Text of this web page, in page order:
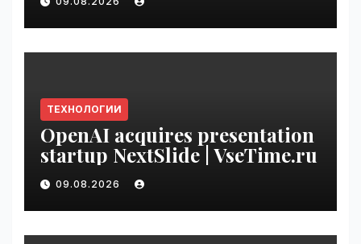
Rewards | VseTime.ru
ТЕХНОЛОГИИ
OpenAI acquires presentation
startup NextSlide | VseTime.ru
09.08.2026